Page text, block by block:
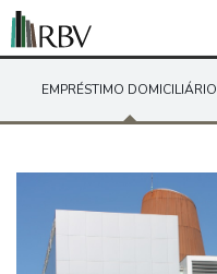
EMPRÉSTIMO DOMICILIÁRIO